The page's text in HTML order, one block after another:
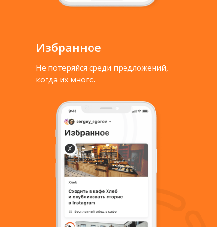
Не потеряйся среди предложений,
когда их много.
Избранное